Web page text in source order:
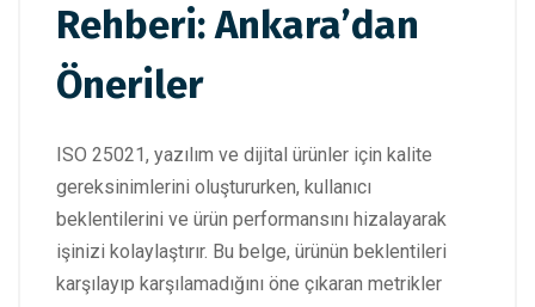
Rehberi: Ankara’dan
Öneriler
ISO 25021, yazılım ve dijital ürünler için kalite
gereksinimlerini oluştururken, kullanıcı
beklentilerini ve ürün performansını hizalayarak
işinizi kolaylaştırır. Bu belge, ürünün beklentileri
karşılayıp karşılamadığını öne çıkaran metrikler